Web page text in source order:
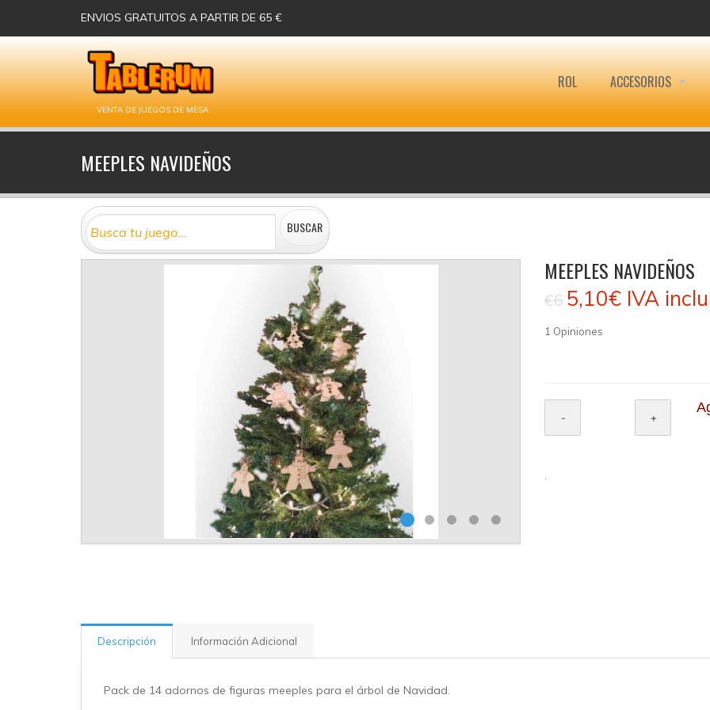
ENVIOS GRATUITOS A PARTIR DE 65 €
VENTA DE JUEGOS DE MESA
ROL ACCESORIOS
MEEPLES NAVIDEÑOS
MEEPLES NAVIDEÑOS
€6 5,10€ IVA
1 Opiniones
Descripción Información Adicional
Pack de 14 adornos de figuras meeples para el árbol de Navidad.